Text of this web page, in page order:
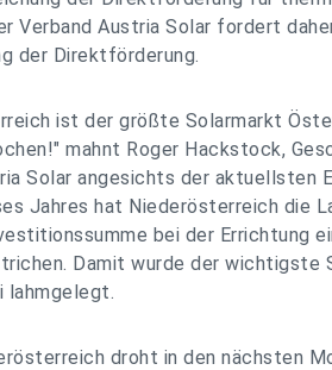
Verband Austria Solar fordert
der Direktförderung.
ist der größte Solarmarkt
mahnt Roger Hackstock,
Solar angesichts der aktuellsten
Jahres hat Niederösterreich die
bei der Errichtung
Damit wurde der wichtigste
lahmgelegt.
droht in den nächsten